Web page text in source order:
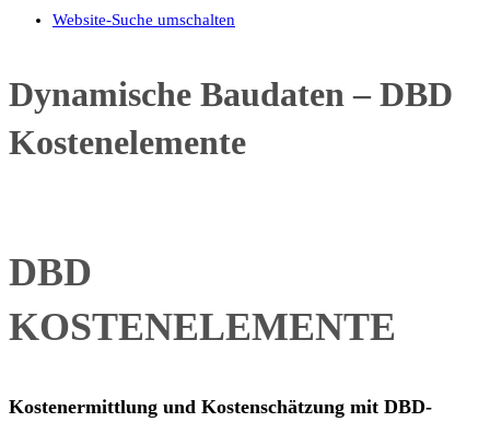
Website-Suche umschalten
Dynamische Baudaten – DBD
Kostenelemente
DBD
KOSTENELEMENTE
Kostenermittlung und Kostenschätzung mit DBD-